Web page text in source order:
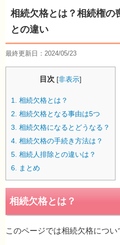
相続欠格とは？相続権の
との違い
最終更新日：2024/05/23
目次 [非表示]
1.
相続欠格とは？
2. 相続欠格となる事由は5つ
3. 相続欠格になるとどうなる？
4. 相続欠格の手続き方法は？
5. 相続人排除との違いは？
6.
まとめ
このページでは相続欠格につい